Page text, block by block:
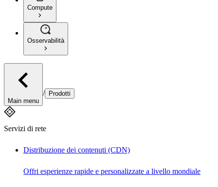
Compute
Osservabilità
Main menu
/ Prodotti
Servizi di rete
Distribuzione dei contenuti (CDN)
Offri esperienze rapide e personalizzate a livello mondiale